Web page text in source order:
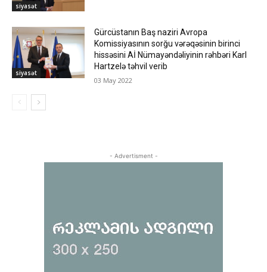
siyasət
siyasət
Gürcüstanın Baş naziri Avropa
Komissiyasının sorğu vərəqəsinin birinci
hissəsini Aİ Nümayəndəliyinin rəhbəri Karl
Hartzelə təhvil verib
03 May 2022
- Advertisment -